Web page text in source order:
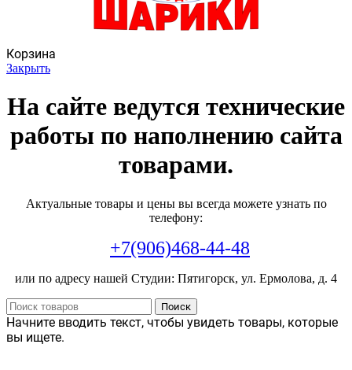
Корзина
Закрыть
На сайте ведутся технические
работы по наполнению сайта
товарами.
Актуальные товары и цены вы всегда можете узнать по
телефону:
+7(906)468-44-48
или по адресу нашей Студии: Пятигорск, ул. Ермолова, д. 4
Поиск
Начните вводить текст, чтобы увидеть товары, которые
вы ищете.